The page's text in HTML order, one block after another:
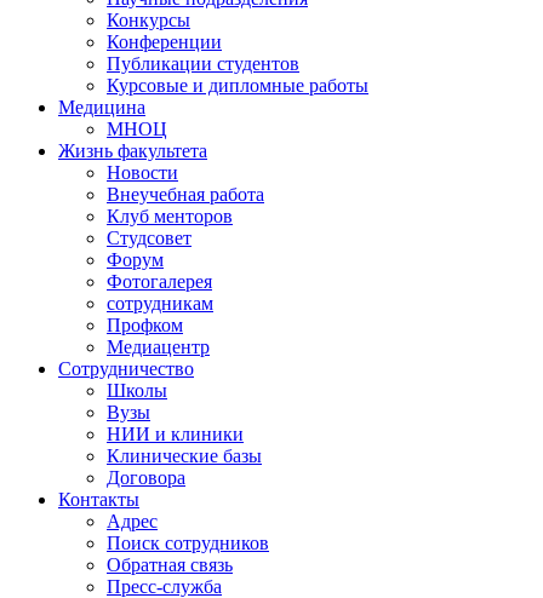
Конкурсы
Конференции
Публикации студентов
Курсовые и дипломные работы
Медицина
МНОЦ
Жизнь факультета
Новости
Внеучебная работа
Клуб менторов
Студсовет
Форум
Фотогалерея
сотрудникам
Профком
Медиацентр
Сотрудничество
Школы
Вузы
НИИ и клиники
Клинические базы
Договора
Контакты
Адрес
Поиск сотрудников
Обратная связь
Пресс-служба